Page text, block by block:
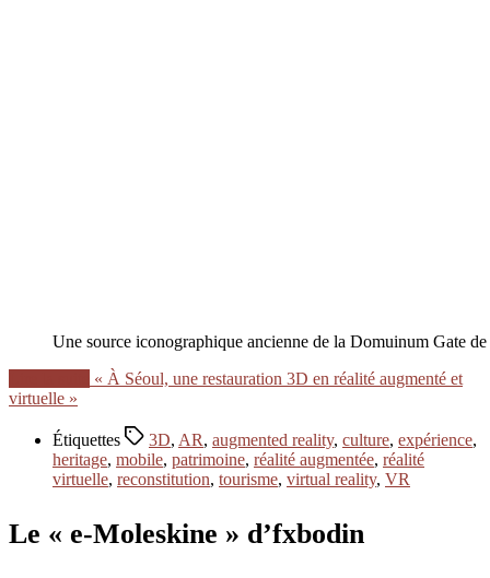
Une source iconographique ancienne de la Domuinum Gate
« À Séoul, une restauration 3D en réalité augmenté et
virtuelle »
Étiquettes 3D, AR, augmented reality, culture, expérience,
heritage, mobile, patrimoine, réalité augmentée, réalité
virtuelle, reconstitution, tourisme, virtual reality, VR
Le « e-Moleskine » d’fxbodin